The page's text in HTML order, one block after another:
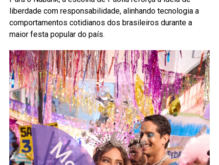
liberdade com responsabilidade, alinhando tecnologia a
comportamentos cotidianos dos brasileiros durante a
maior festa popular do país.